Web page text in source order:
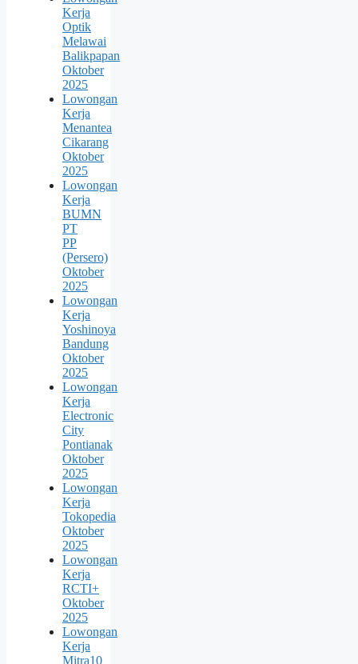
Kerja
Optik
Melawai
Balikpapan
Oktober
2025
Lowongan
Kerja
Menantea
Cikarang
Oktober
2025
Lowongan
Kerja
BUMN
PT
PP
(Persero)
Oktober
2025
Lowongan
Kerja
Yoshinoya
Bandung
Oktober
2025
Lowongan
Kerja
Electronic
City
Pontianak
Oktober
2025
Lowongan
Kerja
Tokopedia
Oktober
2025
Lowongan
Kerja
RCTI+
Oktober
2025
Lowongan
Kerja
Mitra10